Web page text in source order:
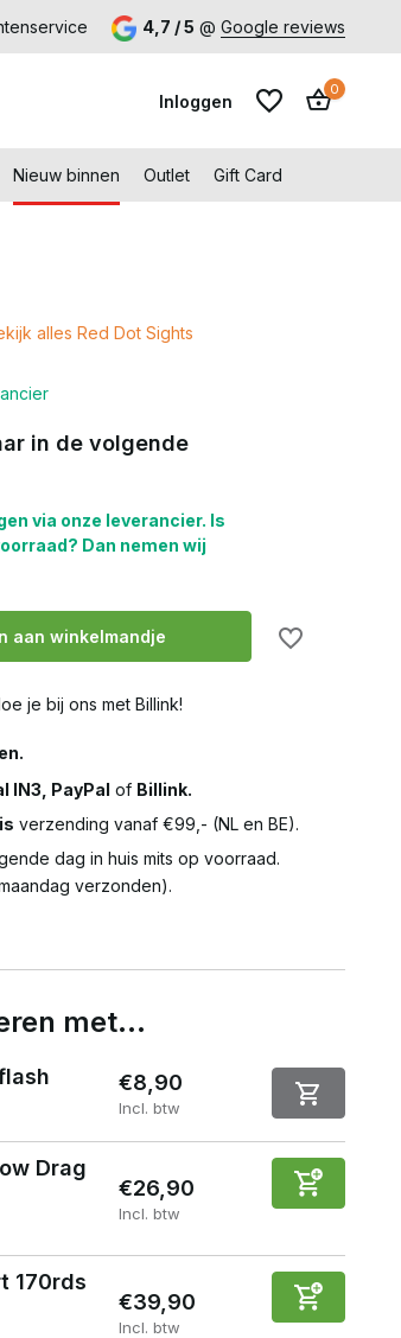
in Capelle aan den IJssel
4,7 / 5 @ Google reviews
Inloggen
0
Nieuw binnen Outlet Gift Card
alles Red Dot Sights
in de volgende
via onze leverancier. Is
Dan nemen wij
aan winkelmandje
je bij ons met Billink!
IN3, PayPal of Billink.
verzending vanaf €99,- (NL en BE).
dag in huis mits op voorraad.
verzonden).
met…
€8,90
Incl. btw
Drag
€26,90
Incl. btw
170rds
€39,90
Incl. btw